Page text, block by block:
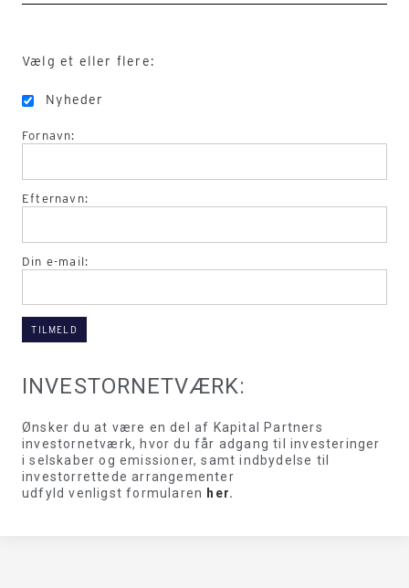
Vælg et eller flere:
Nyheder
Fornavn:
Efternavn:
Din e-mail:
INVESTORNETVÆRK:
Ønsker du at være en del af Kapital Partners
investornetværk, hvor du får adgang til investeringer
i selskaber og emissioner, samt indbydelse til
investorrettede arrangementer
udfyld venligst formularen her.